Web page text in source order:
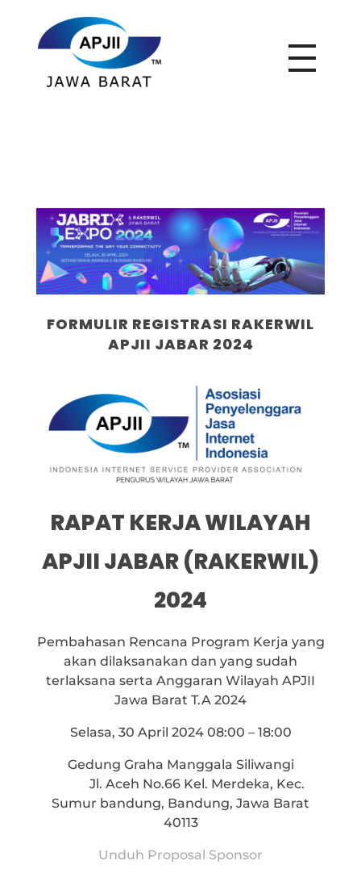
FORMULIR REGISTRASI RAKERWIL
APJII JABAR 2024
RAPAT KERJA WILAYAH
APJII JABAR (RAKERWIL)
2024
Pembahasan Rencana Program Kerja yang
akan dilaksanakan dan yang sudah
terlaksana serta Anggaran Wilayah APJII
Jawa Barat T.A 2024
Selasa, 30 April 2024 08:00 – 18:00
Gedung Graha Manggala Siliwangi
Jl. Aceh No.66 Kel. Merdeka, Kec.
Sumur bandung, Bandung, Jawa Barat
40113
Unduh Proposal Sponsor